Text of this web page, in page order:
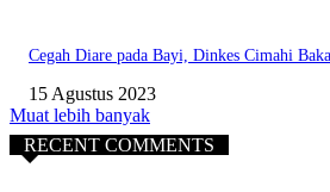
Cegah Diare pada Bayi, Dinkes Cimahi
15 Agustus 2023
Muat lebih banyak
RECENT COMMENTS